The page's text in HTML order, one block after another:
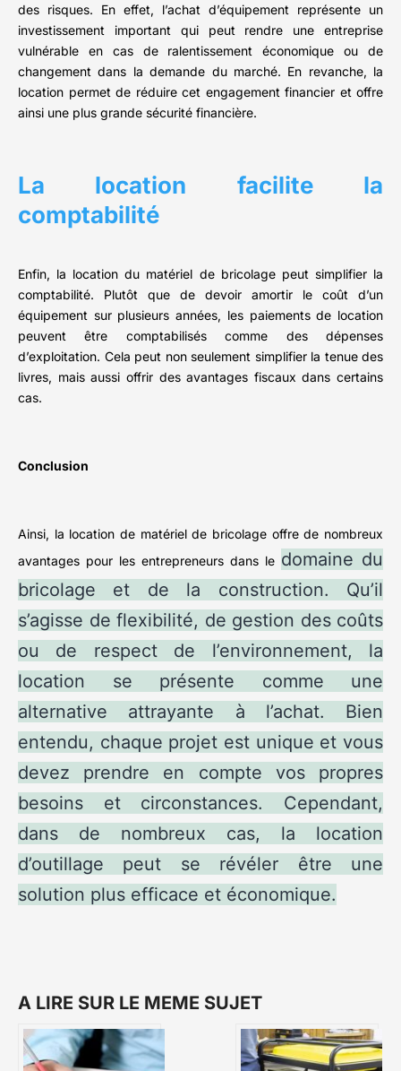
des risques. En effet, l’achat d’équipement représente un
investissement important qui peut rendre une entreprise
vulnérable en cas de ralentissement économique ou de
changement dans la demande du marché. En revanche, la
location permet de réduire cet engagement financier et offre
ainsi une plus grande sécurité financière.
La location facilite la
comptabilité
Enfin, la location du matériel de bricolage peut simplifier la
comptabilité. Plutôt que de devoir amortir le coût d’un
équipement sur plusieurs années, les paiements de location
peuvent être comptabilisés comme des dépenses
d’exploitation. Cela peut non seulement simplifier la tenue des
livres, mais aussi offrir des avantages fiscaux dans certains
cas.
Conclusion
Ainsi, la location de matériel de bricolage offre de nombreux
avantages pour les entrepreneurs dans le domaine du
bricolage et de la construction. Qu’il
s’agisse de flexibilité, de gestion des coûts
ou de respect de l’environnement, la
location se présente comme une
alternative attrayante à l’achat. Bien
entendu, chaque projet est unique et vous
devez prendre en compte vos propres
besoins et circonstances. Cependant,
dans de nombreux cas, la location
d’outillage peut se révéler être une
solution plus efficace et économique.
A LIRE SUR LE MEME SUJET